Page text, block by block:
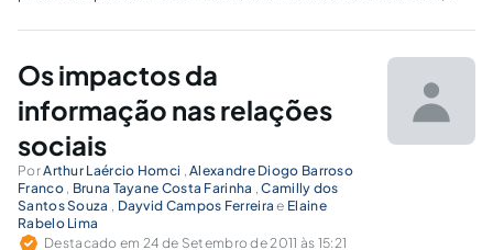
supressão da liquidação, legitimidade das partes e
Os impactos da
informação nas relações
sociais
PorArthur Laércio Homci ,Alexandre Diogo Barroso
Franco , Bruna Tayane Costa Farinha ,Camilly dos
Santos Souza , Dayvid Campos Ferreira e Elaine
Rabelo Lima
Destacado em 24 de Setembro de 2011 às 15:21